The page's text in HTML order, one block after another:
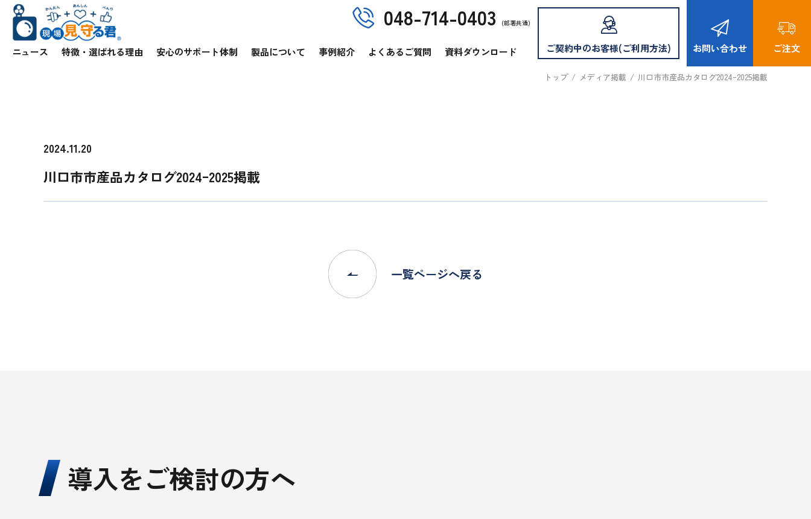
048-714-0403 (部署共通)
ニュース 特徴・選ばれる理由 安心のサポート体制 製品について 事例紹介 よくあるご質問 資料ダウンロード ご契約中のお客様(ご利用方法) お問い合わせ ご注文
トップ / メディア掲載 / 川口市市産品カタログ2024ｰ2025掲載
2024.11.20
川口市市産品カタログ2024ｰ2025掲載
一覧ページへ戻る
導入をご検討の方へ